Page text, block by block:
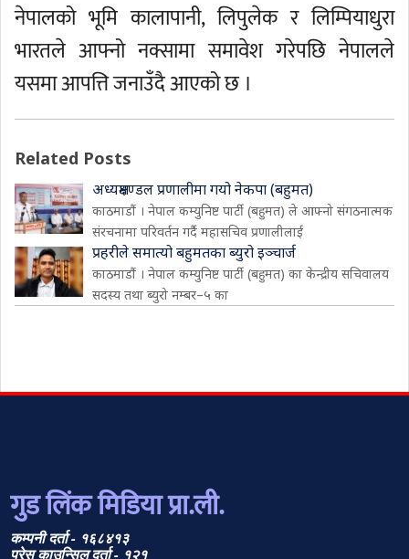
नेपालको भूमि कालापानी, लिपुलेक र लिम्पियाधुरा
भारतले आफ्नो नक्सामा समावेश गरेपछि नेपालले
यसमा आपत्ति जनाउँदै आएको छ ।
Related Posts
अध्यक्षमण्डल प्रणालीमा गयो नेकपा (बहुमत)
काठमाडौं । नेपाल कम्युनिष्ट पार्टी (बहुमत) ले आफ्नो संगठनात्मक
संरचनामा परिवर्तन गर्दै महासचिव प्रणालीलाई
प्रहरीले समात्यो बहुमतका ब्युरो इञ्चार्ज
काठमाडौं । नेपाल कम्युनिष्ट पार्टी (बहुमत) का केन्द्रीय सचिवालय
सदस्य तथा ब्युरो नम्बर–५ का
गुड लिंक मिडिया प्रा.ली.
कम्पनी दर्ता - १६८४१३
प्रेस काउन्सिल दर्ता - १२१